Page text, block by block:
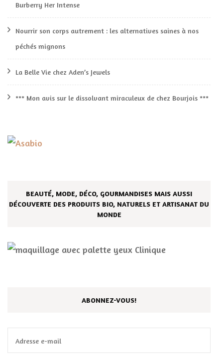
Burberry Her Intense
Nourrir son corps autrement : les alternatives saines à nos
péchés mignons
La Belle Vie chez Aden’s Jewels
*** Mon avis sur le dissolvant miraculeux de chez Bourjois ***
BEAUTÉ, MODE, DÉCO, GOURMANDISES MAIS AUSSI
DÉCOUVERTE DES PRODUITS BIO, NATURELS ET ARTISANAT DU
MONDE
ABONNEZ-VOUS!
e-